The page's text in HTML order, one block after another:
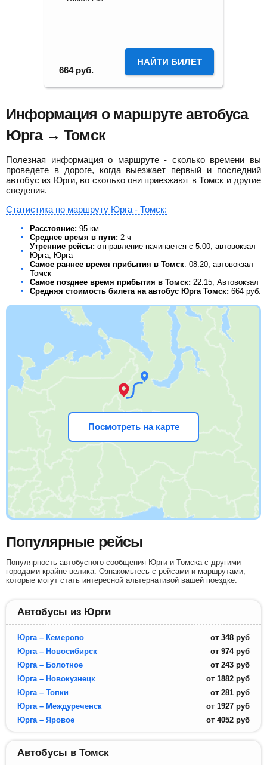
664 руб.
НАЙТИ БИЛЕТ
Информация о маршруте автобуса
Юрга → Томск
Полезная информация о маршруте - сколько времени вы
проведете в дороге, когда выезжает первый и последний
автобус из Юрги, во сколько они приезжают в Томск и другие
сведения.
Статистика по маршруту Юрга - Томск:
Расстояние: 95 км
Среднее время в пути: 2 ч
Утренние рейсы: отправление начинается с 5.00, автовокзал
Юрга, Юрга
Самое раннее время прибытия в Томск: 08:20, автовокзал
Томск
Самое позднее время прибытия в Томск: 22:15, Автовокзал
Средняя стоимость билета на автобус Юрга Томск: 664 руб.
Посмотреть на карте
Популярные рейсы
Популярность автобусного сообщения Юрги и Томска с другими
городами крайне велика. Ознакомьтесь с рейсами и маршрутами,
которые могут стать интересной альтернативой вашей поездке.
Автобусы из Юрги
Юрга – Кемерово от 348 руб
Юрга – Новосибирск
от 974 руб
Юрга – Болотное
от 243 руб
Юрга – Новокузнецк
от 1882 руб
Юрга – Топки
от 281 руб
Юрга – Междуреченск
от 1927 руб
Юрга – Яровое
от 4052 руб
Автобусы в Томск